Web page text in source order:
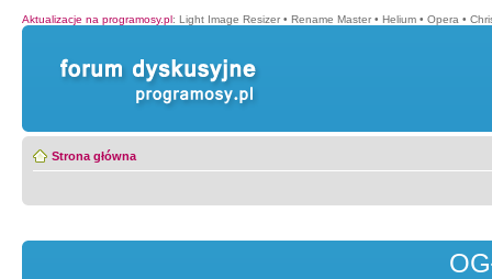
Aktualizacje na programosy.pl: Light Image Resizer • Rename Master • Helium • Opera •
Strona główna